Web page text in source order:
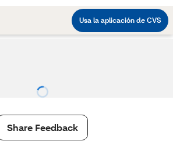
Share Feedback